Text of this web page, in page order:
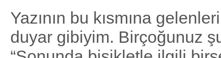
Yazının bu kısmına
duyar gibiyim. Birçoğunuz